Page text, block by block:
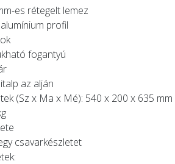
es rétegelt lemez
profil
fogantyú
az alján
(Sz x Ma x Mé): 540 x 200 x 635 mm
csavarkészletet